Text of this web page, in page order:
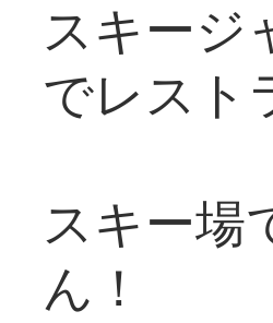
スキージ
でレスト
スキー場
ん！